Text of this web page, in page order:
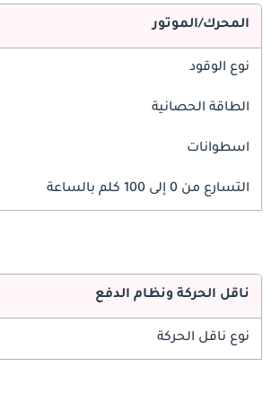
المحرك/الموتور
نوع الوقود
الطاقة الحصانية
اسطوانات
التسارع من 0 إلى 100 كلم بالساعة
ناقل الحركة ونظام الدفع
نوع ناقل الحركة